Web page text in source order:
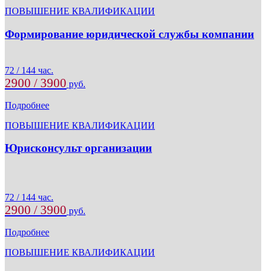
ПОВЫШЕНИЕ КВАЛИФИКАЦИИ
Формирование юридической службы компании
72 / 144 час.
2900 / 3900 руб.
Подробнее
ПОВЫШЕНИЕ КВАЛИФИКАЦИИ
Юрисконсульт организации
72 / 144 час.
2900 / 3900 руб.
Подробнее
ПОВЫШЕНИЕ КВАЛИФИКАЦИИ